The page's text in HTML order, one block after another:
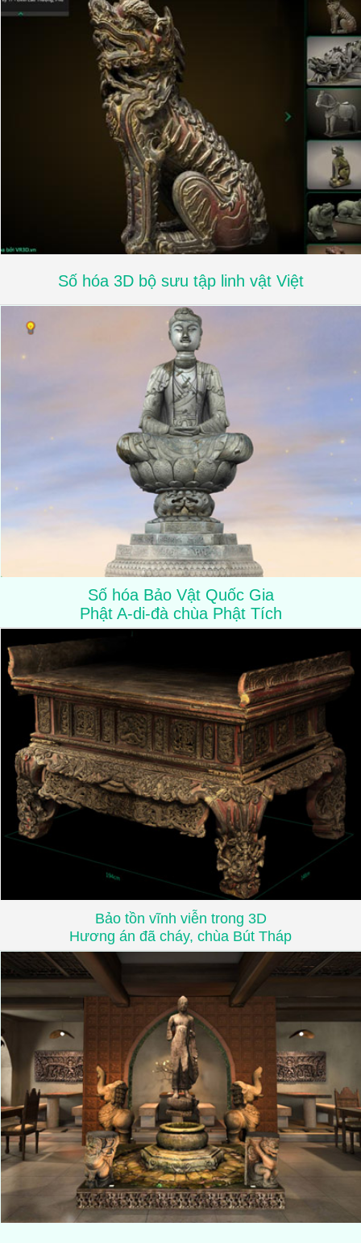
Số hóa 3D bộ sưu tập linh vật Việt
Số hóa Bảo Vật Quốc Gia
Phật A-di-đà chùa Phật Tích
Bảo tồn vĩnh viễn trong 3D
Hương án đã cháy, chùa Bút Tháp